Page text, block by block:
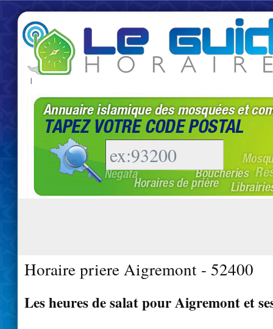
|
Horaire priere Aigremont - 52400
Les heures de salat pour Aigremont et